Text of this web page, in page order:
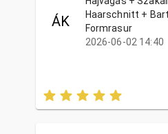
ÁK
Haarschnitt +
Formrasur
2026-06-02 14:40